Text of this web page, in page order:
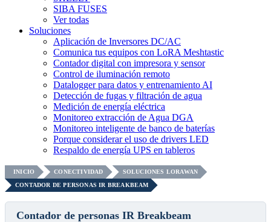
SIBA FUSES
Ver todas
Soluciones
Aplicación de Inversores DC/AC
Comunica tus equipos con LoRA Meshtastic
Contador digital con impresora y sensor
Control de iluminación remoto
Datalogger para datos y entrenamiento AI
Detección de fugas y filtración de agua
Medición de energía eléctrica
Monitoreo extracción de Agua DGA
Monitoreo inteligente de banco de baterías
Porque considerar el uso de drivers LED
Respaldo de energía UPS en tableros
INICIO CONECTIVIDAD
SOLUCIONES LORAWAN
CONTADOR DE PERSONAS IR BREAKBEAM
Contador de personas IR Breakbeam